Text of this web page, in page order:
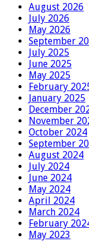
August 2026
July 2026
May 2026
September
July 2025
June 2025
May 2025
February
January 2025
December
November
October 2024
September
August 2024
July 2024
June 2024
May 2024
April 2024
March 2024
February
May 2023